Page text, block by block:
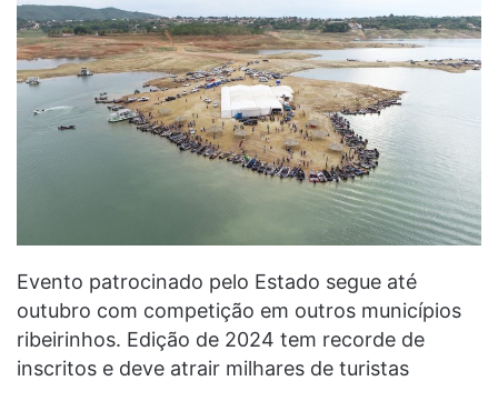
Evento patrocinado pelo Estado segue até
outubro com competição em outros municípios
ribeirinhos. Edição de 2024 tem recorde de
inscritos e deve atrair milhares de turistas